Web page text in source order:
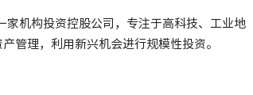
机构投资控股公司，专注于高科技、工业地
管理，利用新兴机会进行规模性投资。